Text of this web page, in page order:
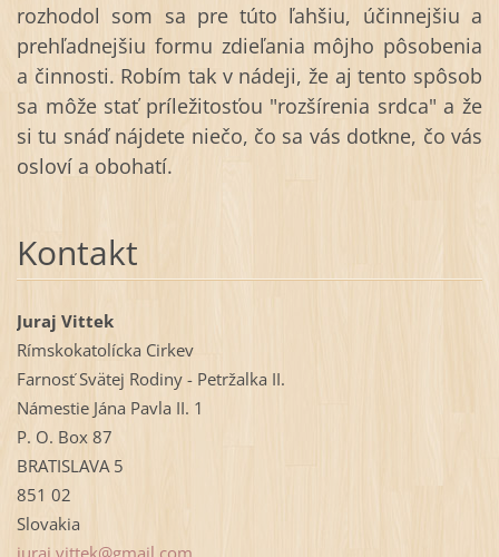
rozhodol som sa pre túto ľahšiu, účinnejšiu a
prehľadnejšiu formu zdieľania môjho pôsobenia
a činnosti. Robím tak v nádeji, že aj tento spôsob
sa môže stať príležitosťou "rozšírenia srdca" a že
si tu snáď nájdete niečo, čo sa vás dotkne, čo vás
osloví a obohatí.
Kontakt
Juraj Vittek
Rímskokatolícka Cirkev
Farnosť Svätej Rodiny - Petržalka II.
Námestie Jána Pavla II. 1
P. O. Box 87
BRATISLAVA 5
851 02
Slovakia
juraj.vittek@gmail.com